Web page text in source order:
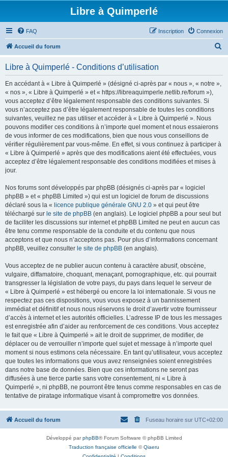
Libre à Quimperlé
FAQ Connexion
Inscription
Accueil du forum
Libre à Quimperlé - Conditions d’utilisation
En accédant à « Libre à Quimperlé » (désigné ci-après par « nous », « notre »,
« nos », « Libre à Quimperlé » et « https://libreaquimperle.netlib.re/forum »),
vous acceptez d’être légalement responsable des conditions suivantes. Si
vous n’acceptez pas d’être légalement responsable de toutes les conditions
suivantes, veuillez ne pas utiliser et accéder à « Libre à Quimperlé ». Nous
pouvons modifier ces conditions à n’importe quel moment et nous essaierons
de vous informer de ces modifications, bien que nous vous conseillons de
vérifier régulièrement par vous-même. En effet, si vous continuez à participer à
« Libre à Quimperlé » après que des modifications aient été effectuées, vous
acceptez d’être légalement responsable des conditions modifiées et mises à
jour.
Nos forums sont développés par phpBB (désignés ci-après par « logiciel
phpBB » et « phpBB Limited ») qui est un logiciel de forum de discussions
déclaré sous la « licence publique générale GNU 2.0 » et qui peut être
téléchargé sur le site de phpBB (en anglais). Le logiciel phpBB a pour seul but
de faciliter les discussions sur internet et phpBB Limited ne peut en aucun cas
être tenu comme responsable de la conduite et du contenu que nous
acceptons et que nous n’acceptons pas. Pour plus d’informations concernant
phpBB, veuillez consulter le site de phpBB (en anglais).
Vous acceptez de ne publier aucun contenu à caractère abusif, obscène,
vulgaire, diffamatoire, choquant, menaçant, pornographique, etc. qui pourrait
transgresser la législation de votre pays, du pays dans lequel le serveur de
« Libre à Quimperlé » est hébergé ou encore la loi internationale. Si vous ne
respectez pas ces dispositions, vous vous exposez à un bannissement
immédiat et définitif et nous nous réservons le droit d’avertir votre fournisseur
d’accès à internet et les autorités officielles. L’adresse IP de tous les messages
est enregistrée afin d’aider au renforcement de ces conditions. Vous acceptez
le fait que « Libre à Quimperlé » ait le droit de supprimer, de modifier, de
déplacer ou de verrouiller n’importe quel sujet et message à n’importe quel
moment si nous estimons cela nécessaire. En tant qu’utilisateur, vous acceptez
que toutes les informations que vous avez renseignées soient enregistrées
dans notre base de données. Bien que ces informations ne seront pas
diffusées à une tierce partie sans votre consentement, ni « Libre à
Quimperlé », ni phpBB, ne pourront être tenus comme responsables en cas de
tentative de piratage informatique visant à compromettre vos données.
Accueil du forum Fuseau horaire sur UTC+02:00
Développé parphpBB® Forum Software © phpBB Limited
Traduction française officielle ©Qiaeru